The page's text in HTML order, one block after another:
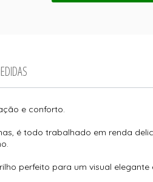
e conforto.
é todo trabalhado em renda
perfeito para um visual elegante